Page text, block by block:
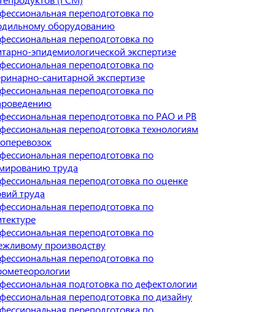
переподготовка по
оборудованию
переподготовка по
эпидемиологической экспертизе
переподготовка по
санитарной экспертизе
переподготовка по
переподготовка по РАО и РВ
переподготовка технологиям
переподготовка по
труда
переподготовка по оценке
труда
переподготовка по
переподготовка по
производству
переподготовка по
подготовка по дефектологии
переподготовка по дизайну
переподготовка по